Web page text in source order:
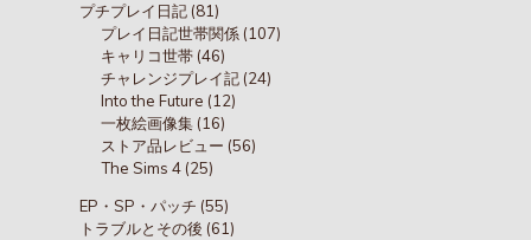
プチプレイ日記 (81)
プレイ日記世帯関係 (107)
キャリコ世帯 (46)
チャレンジプレイ記 (24)
Into the Future (12)
一枚絵画像集 (16)
ストア品レビュー (56)
The Sims 4 (25)
EP・SP・パッチ (55)
トラブルとその後 (61)